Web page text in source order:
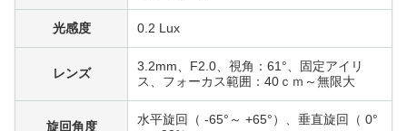
光感度 0.2 Lux
レンズ
3.2mm、F2.0、視角：61°、固定アイリ
ス、フォーカス範囲：40ｃｍ～無限大
旋回角度
水平旋回（ -65°～ +65°）、垂直旋回（ 0°